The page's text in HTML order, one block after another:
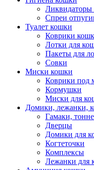
Ликвидаторы
Спреи
Туалет кошки
Коврики
Лотки для
Пакеты для
Совки
Миски кошки
Коврики под
Кормушки
Миски для
Домики, лежанки,
Гамаки,
Дверцы
Домики для
Когтеточки
Комплексы
Лежанки для